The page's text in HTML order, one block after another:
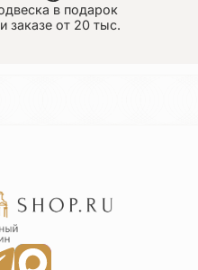
в подарок
заказе от 20 тыс.